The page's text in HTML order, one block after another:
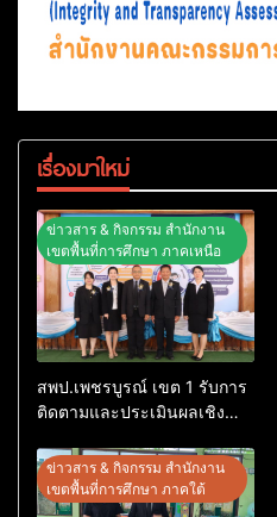
เรื่องมาใหม่
ข่าวสาร & กิจกรรม สำนักงาน
เขตพื้นที่การศึกษา ภาคเหนือ
สพป.เพชรบูรณ์ เขต 1 รับการ
ติดตามและประเมินผลเชิง
ต้นแบบ” ระดับประเทศ รุ่นที่ 3
ประจำปีงบประมาณ พ.ศ.
2569
ข่าวสาร & กิจกรรม สำนักงาน
เขตพื้นที่การศึกษา ภาคใต้